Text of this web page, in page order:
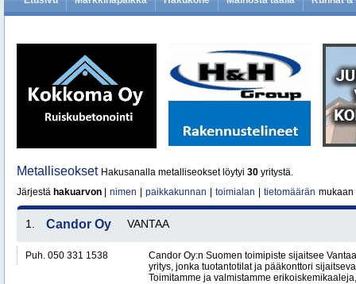
Metalliseokset Hakusanalla metalliseokset löytyi 30 yritystä.
Järjestä hakuarvon nimen paikkakunnan toimialan tietomäärän mukaan
1. Candor Oy VANTAA
Puh. 050 331 1538
Candor Oy:n Suomen toimipiste sijaitsee
yritys, jonka tuotantotilat ja pääkonttori
Toimitamme ja valmistamme